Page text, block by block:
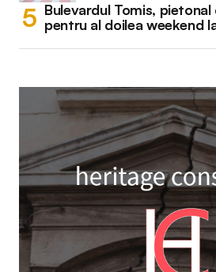
Bulevardul Tomis,
pentru al doilea weekend